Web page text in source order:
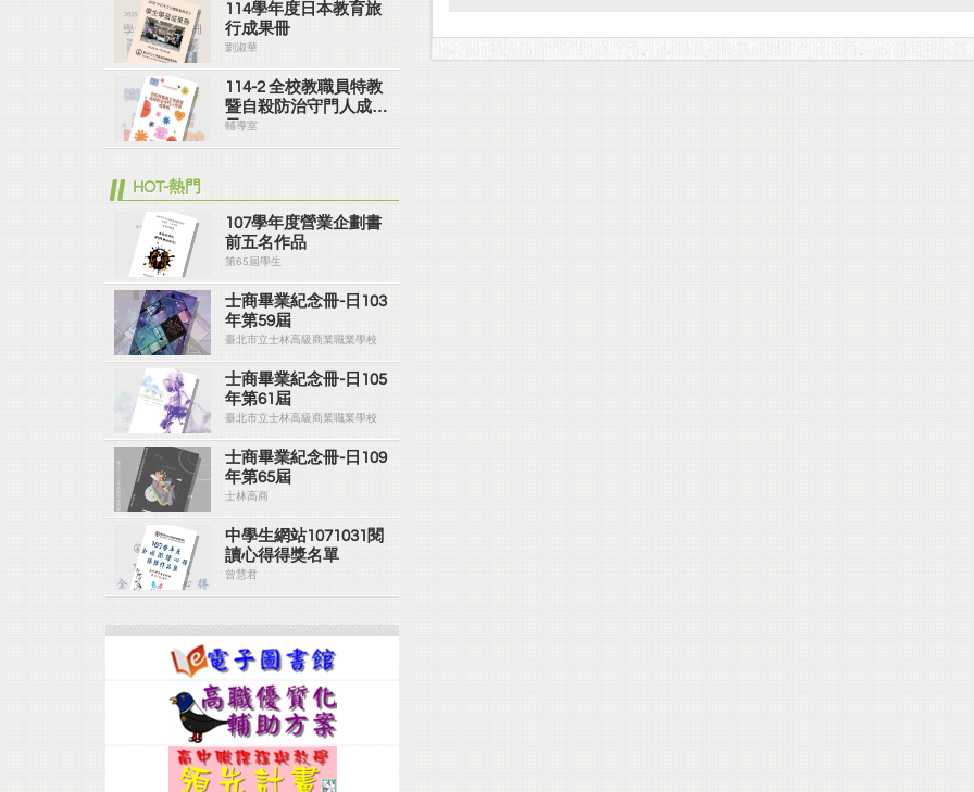
114學年度日本教育旅
行成果冊
劉淑華
114-2 全校教職員特教
暨自殺防治守門人成果
冊
輔導室
HOT-熱門
107學年度營業企劃書
前五名作品
第65屆學生
士商畢業紀念冊-日103
年第59屆
臺北市立士林高級商業職業學校
士商畢業紀念冊-日105
年第61屆
臺北市立士林高級商業職業學校
士商畢業紀念冊-日109
年第65屆
士林高商
中學生網站1071031閱
讀心得得獎名單
曾慧君